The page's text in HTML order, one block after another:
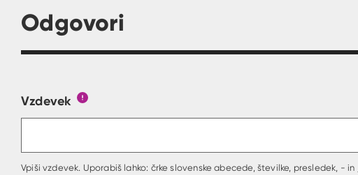
Odgovori
Obrazec, kjer lahko zastaviš vprašanje
Vzdevek
Vpiši vzdevek. Uporabiš lahko: črke slovenske abecede, številke, presledek, - in _